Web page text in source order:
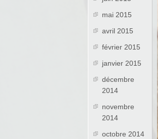
mai 2015
avril 2015
février 2015
janvier 2015
décembre
2014
novembre
2014
octobre 2014